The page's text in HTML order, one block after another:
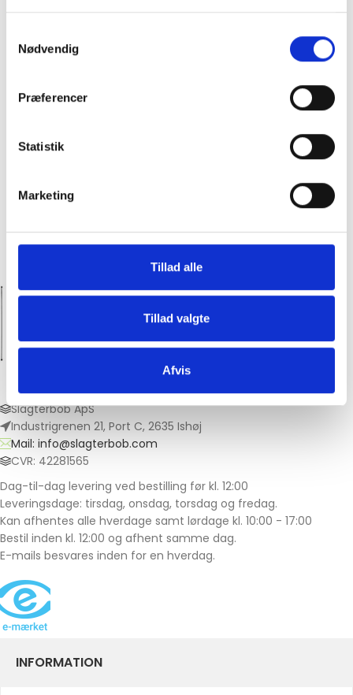
Nødvendig
Præferencer
Statistik
Marketing
Tillad alle
Tillad valgte
Afvis
Hos Slagter Bob får du premium kød til
Slagterbob ApS
Industrigrenen 21, Port C, 2635 Ishøj
Mail: info@slagterbob.com
CVR: 42281565
Dag-til-dag levering ved bestilling før kl. 12:00
Leveringsdage: tirsdag, onsdag, torsdag og fredag.
Kan afhentes alle hverdage samt lørdage kl. 10:00 - 17:00
Bestil inden kl. 12:00 og afhent samme dag.
E-mails besvares inden for en hverdag.
INFORMATION